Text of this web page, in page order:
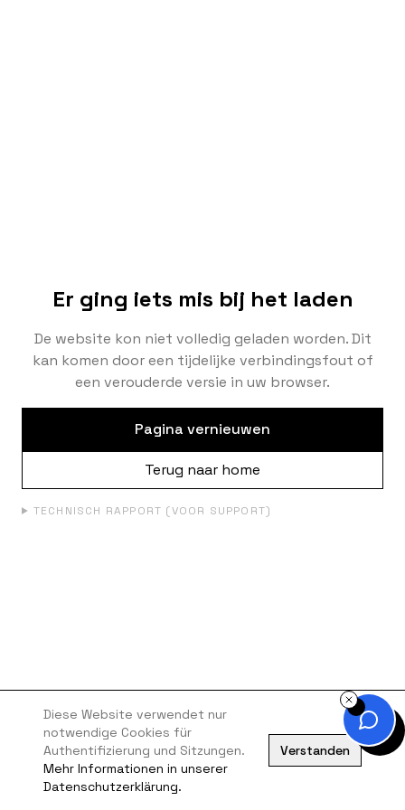
Er ging iets mis bij het laden
De website kon niet volledig geladen worden. Dit
kan komen door een tijdelijke verbindingsfout of
een verouderde versie in uw browser.
Pagina vernieuwen
Terug naar home
TECHNISCH RAPPORT (VOOR SUPPORT)
Diese Website verwendet nur
notwendige Cookies für
Authentifizierung und Sitzungen.
Mehr Informationen in unserer
Datenschutzerklärung.
Verstanden